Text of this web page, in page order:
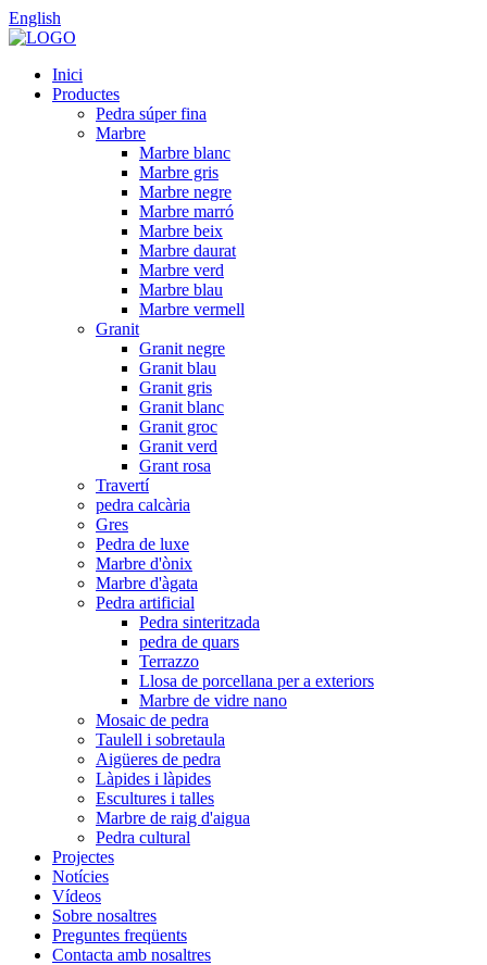
English
Inici
Productes
Pedra súper fina
Marbre
Marbre blanc
Marbre gris
Marbre negre
Marbre marró
Marbre beix
Marbre daurat
Marbre verd
Marbre blau
Marbre vermell
Granit
Granit negre
Granit blau
Granit gris
Granit blanc
Granit groc
Granit verd
Grant rosa
Travertí
pedra calcària
Gres
Pedra de luxe
Marbre d'ònix
Marbre d'àgata
Pedra artificial
Pedra sinteritzada
pedra de quars
Terrazzo
Llosa de porcellana per a exteriors
Marbre de vidre nano
Mosaic de pedra
Taulell i sobretaula
Aigüeres de pedra
Làpides i làpides
Escultures i talles
Marbre de raig d'aigua
Pedra cultural
Projectes
Notícies
Vídeos
Sobre nosaltres
Preguntes freqüents
Contacta amb nosaltres